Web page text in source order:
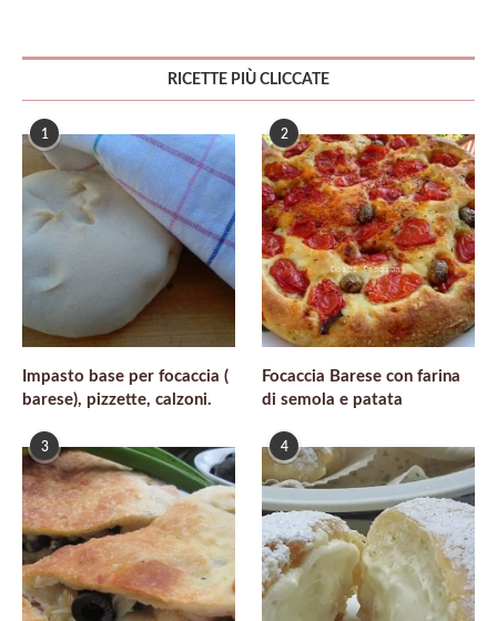
RICETTE PIÙ CLICCATE
1
Impasto base per focaccia (
barese), pizzette, calzoni.
2
Focaccia Barese con farina
di semola e patata
3 4